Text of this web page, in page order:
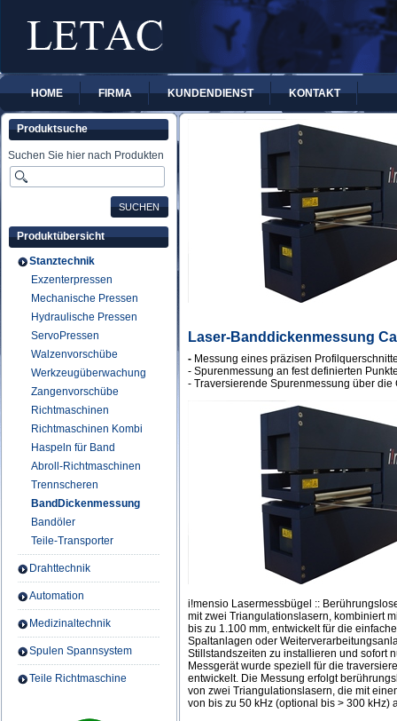
HOME FIRMA KUNDENDIENST KONTAKT
Produktsuche
Suchen Sie hier nach Produkten
Produktübersicht
Stanztechnik
Exzenterpressen
Mechanische Pressen
Hydraulische Pressen
ServoPressen
Walzenvorschübe
Werkzeugüberwachung
Zangenvorschübe
Richtmaschinen
Richtmaschinen Kombi
Haspeln für Band
Abroll-Richtmaschinen
Trennscheren
BandDickenmessung
Bandöler
Teile-Transporter
Drahttechnik
Automation
Medizinaltechnik
Spulen Spannsystem
Teile Richtmaschine
Laser-Banddickenmessung
- Messung eines präzisen
- Spurenmessung an fest definierten
- Traversierende Spurenmessung über die
i!mensio Lasermessbügel ::
mit zwei Triangulationslasern, kombiniert
bis zu 1.100 mm, entwickelt für die
Spaltanlagen oder
Stillstandszeiten zu installieren und sofort
Messgerät wurde speziell für die
entwickelt. Die Messung erfolgt
von zwei Triangulationslasern, die mit
von bis zu 50 kHz (optional bis > 300 kHz)